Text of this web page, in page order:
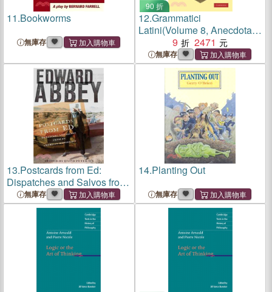
11.Bookworms
無庫存
90 折
12.Grammatici
Latini(Volume 8, Anecdota
Helvetica quae ad
grammaticam Latinam
spectant)
9 2471
無庫存
13.Postcards from Ed:
Dispatches and Salvos from
an American Iconoclast
無庫存
14.Planting Out
無庫存